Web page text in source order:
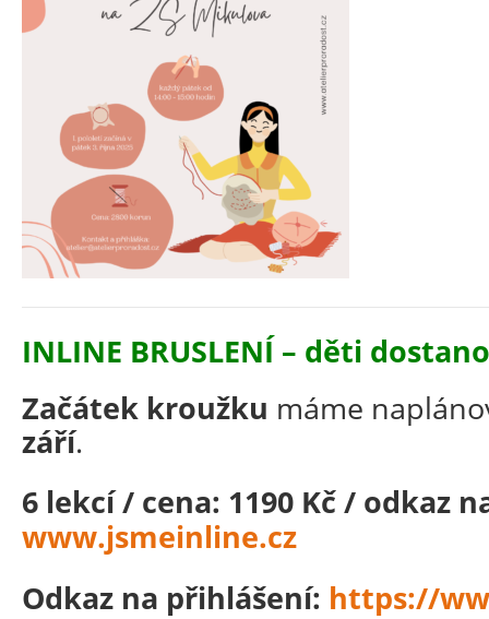
INLINE BRUSLENÍ – děti
Začátek kroužku máme
září.
6 lekcí / cena: 1190 Kč / odkaz
www.jsmeinline.cz
Odkaz na přihlášení: https://